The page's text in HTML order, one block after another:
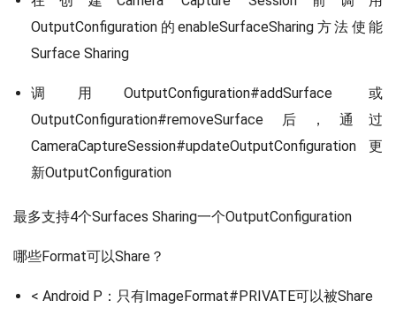
OutputConfiguration的enableSurfaceSharing方法使能
Surface Sharing
调用OutputConfiguration#addSurface 或
OutputConfiguration#removeSurface 后，通过
CameraCaptureSession#updateOutputConfiguration更
新OutputConfiguration
最多支持4个Surfaces Sharing一个OutputConfiguration
哪些Format可以Share？
< Android P：只有ImageFormat#PRIVATE可以被Share